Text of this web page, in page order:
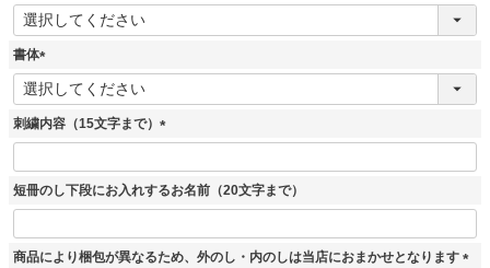
(
必
書体
(
必
須
刺繍内容（15文字まで）
(
必
須
)
短冊のし下段にお入れするお名前（20文字まで）
商品により梱包が異なるため、外のし・内のしは当店におまかせとなります